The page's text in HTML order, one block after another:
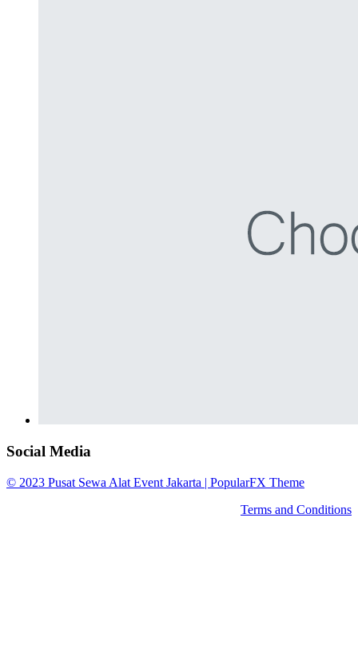
Social Media
© 2023 Pusat Sewa Alat Event Jakarta | PopularFX Theme
Terms and Conditions